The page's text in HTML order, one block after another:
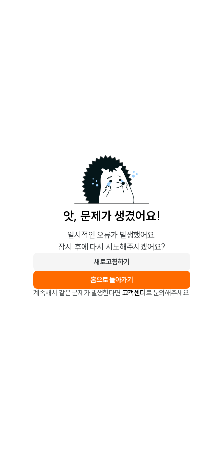
앗, 문제가 생겼어요!
일시적인 오류가 발생했어요.
잠시 후에 다시 시도해주시겠어요?
새로고침하기
홈으로 돌아가기
계속해서 같은 문제가 발생한다면 고객센터로 문의해주세요.